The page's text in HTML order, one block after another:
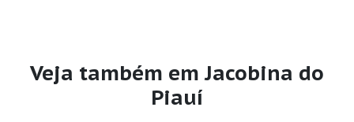
Veja também em Jacobina do
Piauí